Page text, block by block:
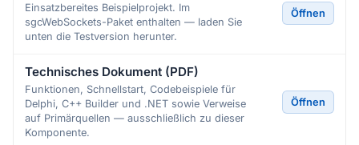
Einsatzbereites Beispielprojekt. Im
sgcWebSockets-Paket enthalten — laden Sie
unten die Testversion herunter.
Öffnen
Technisches Dokument (PDF)
Funktionen, Schnellstart, Codebeispiele für
Delphi, C++ Builder und .NET sowie Verweise
auf Primärquellen — ausschließlich zu dieser
Komponente.
Öffnen